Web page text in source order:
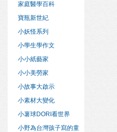
家庭醫學百科
寶瓶新世紀
小妖怪系列
小學生學作文
小小紙藝家
小小美勞家
小故事大啟示
小素材大變化
小薯球DORI看世界
小野為台灣孩子寫的童